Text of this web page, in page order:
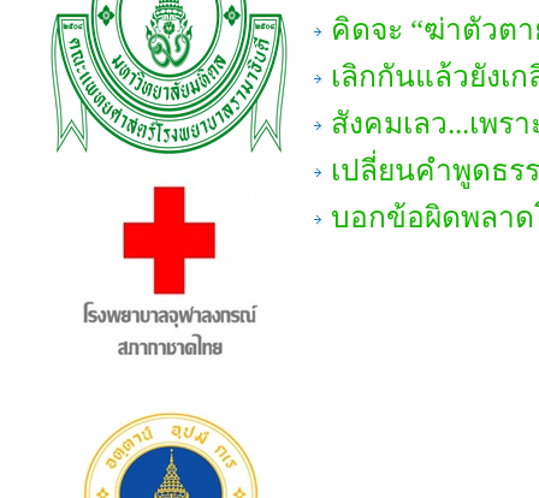
คิดจะ “ฆ่าตัวต
เลิกกันแล้วยังเ
สังคมเลว...เพ
เปลี่ยนคำพูดธ
บอกข้อผิดพลาด